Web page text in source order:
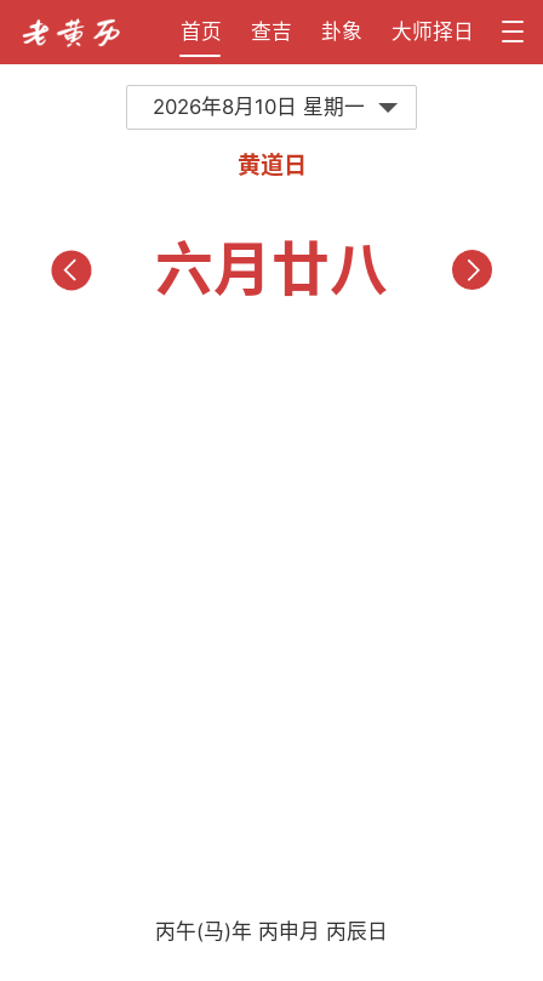
首页 查吉 卦象 大师择日
2026年8月10日 星期一
黄道日
六月廿八
丙午(马)年 丙申月 丙辰日